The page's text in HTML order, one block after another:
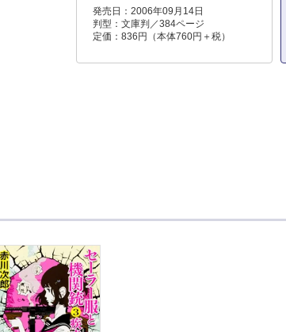
発売日：2006年09月14日
判型：文庫判／384ページ
定価：836円（本体760円＋税）